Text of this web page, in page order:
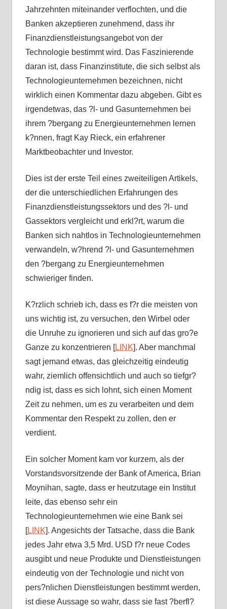
Jahrzehnten miteinander verflochten, und die
Banken akzeptieren zunehmend, dass ihr
Finanzdienstleistungsangebot von der
Technologie bestimmt wird. Das Faszinierende
daran ist, dass Finanzinstitute, die sich selbst als
Technologieunternehmen bezeichnen, nicht
wirklich einen Kommentar dazu abgeben. Gibt es
irgendetwas, das ?l- und Gasunternehmen bei
ihrem ?bergang zu Energieunternehmen lernen
k?nnen, fragt Kay Rieck, ein erfahrener
Marktbeobachter und Investor.
Dies ist der erste Teil eines zweiteiligen Artikels,
der die unterschiedlichen Erfahrungen des
Finanzdienstleistungssektors und des ?l- und
Gassektors vergleicht und erkl?rt, warum die
Banken sich nahtlos in Technologieunternehmen
verwandeln, w?hrend ?l- und Gasunternehmen
den ?bergang zu Energieunternehmen
schwieriger finden.
K?rzlich schrieb ich, dass es f?r die meisten von
uns wichtig ist, zu versuchen, den Wirbel oder
die Unruhe zu ignorieren und sich auf das gro?e
Ganze zu konzentrieren [LINK]. Aber manchmal
sagt jemand etwas, das gleichzeitig eindeutig
wahr, ziemlich offensichtlich und auch so tiefgr?
ndig ist, dass es sich lohnt, sich einen Moment
Zeit zu nehmen, um es zu verarbeiten und dem
Kommentar den Respekt zu zollen, den er
verdient.
Ein solcher Moment kam vor kurzem, als der
Vorstandsvorsitzende der Bank of America, Brian
Moynihan, sagte, dass er heutzutage ein Institut
leite, das ebenso sehr ein
Technologieunternehmen wie eine Bank sei
[LINK]. Angesichts der Tatsache, dass die Bank
jedes Jahr etwa 3,5 Mrd. USD f?r neue Codes
ausgibt und neue Produkte und Dienstleistungen
eindeutig von der Technologie und nicht von
pers?nlichen Dienstleistungen bestimmt werden,
ist diese Aussage so wahr, dass sie fast ?berfl?